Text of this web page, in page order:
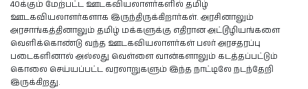
40க்கும் மேற்பட்ட ஊடகவியலாளர்களில் தமிழ்
ஊடகவியலாளர்களாக இருந்திருக்கிறார்கள். அரசினாலும்
அரசாங்கத்தினாலும் தமிழ் மக்களுக்கு எதிரான அட்டூழியங்களை
வெளிக்கொண்டு வந்த ஊடகவியலாளர்கள் பலர் அரசதரப்பு
படைகளினால் அல்லது வெள்ளை வான்களாலும் கடத்தப்பட்டும்
கொலை செய்யப்பட்ட வரலாறுகளும் இந்த நாட்டிலே நடந்தேறி
இருக்கிறது.